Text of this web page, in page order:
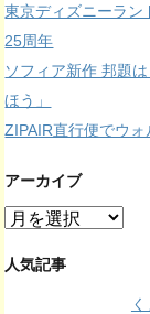
東京ディズニーラン
25周年
ソフィア新作 邦題
ほう」
ZIPAIR直行便でウ
アーカイブ
ア
カ
人気記事